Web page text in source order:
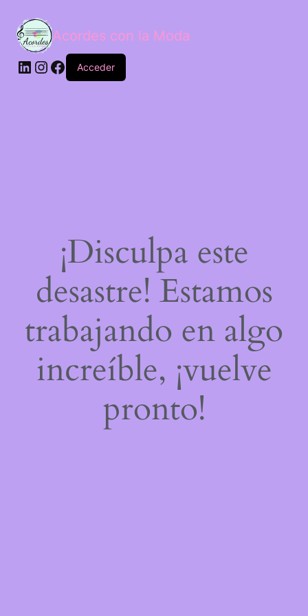
Acordes con la Moda
Acceder
¡Disculpa este
desastre! Estamos
trabajando en algo
increíble, ¡vuelve
pronto!